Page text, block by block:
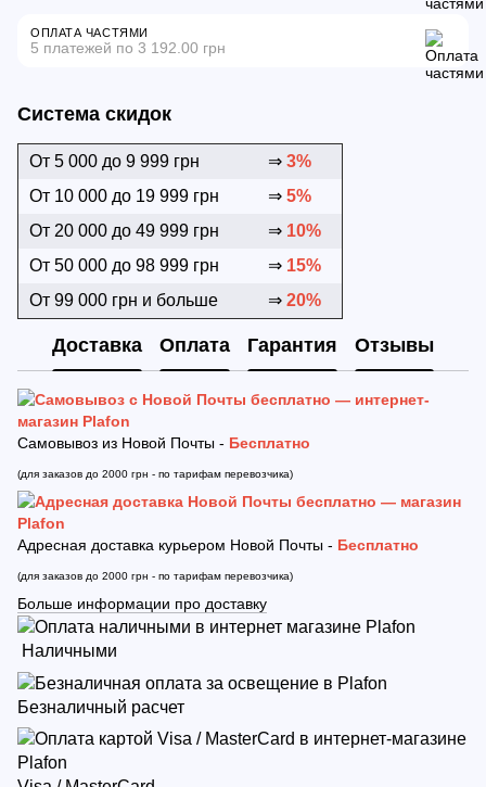
ОПЛАТА ЧАСТЯМИ
5 платежей по 3 192.00 грн
Система скидок
От 5 000 до 9 999 грн ⇒ 3%
От 10 000 до 19 999 грн
⇒ 5%
От 20 000 до 49 999 грн
⇒ 10%
От 50 000 до 98 999 грн
⇒ 15%
От 99 000 грн и больше
⇒ 20%
Доставка Оплата Гарантия Отзывы
Самовывоз из Новой Почты - Бесплатно
(для заказов до 2000 грн - по тарифам перевозчика)
Адресная доставка курьером Новой Почты - Бесплатно
(для заказов до 2000 грн - по тарифам перевозчика)
Больше информации про доставку
Наличными
Безналичный расчет